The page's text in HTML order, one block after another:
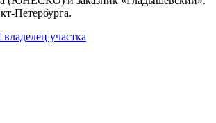
Петербурга.
владелец участка